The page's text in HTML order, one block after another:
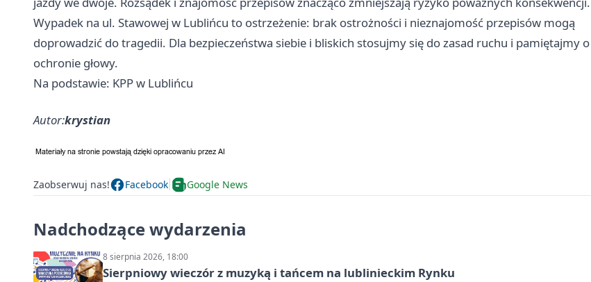
Wypadek na ul. Stawowej w Lublińcu to ostrzeżenie: brak ostrożności i nieznajomość przepisów mogą
doprowadzić do tragedii. Dla bezpieczeństwa siebie i bliskich stosujmy się do zasad ruchu i pamiętajmy o
ochronie głowy.
Na podstawie: KPP w Lublińcu
Autor:krystian
Zaobserwuj nas! Facebook Google News
Nadchodzące wydarzenia
8 sierpnia 2026, 18:00
Sierpniowy wieczór z muzyką i tańcem na lublinieckim Rynku